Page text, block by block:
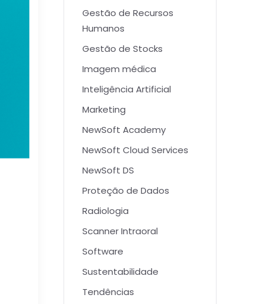
Gestão de Recursos
Humanos
Gestão de Stocks
Imagem médica
Inteligência Artificial
Marketing
NewSoft Academy
NewSoft Cloud Services
NewSoft DS
Proteção de Dados
Radiologia
Scanner Intraoral
Software
Sustentabilidade
Tendências